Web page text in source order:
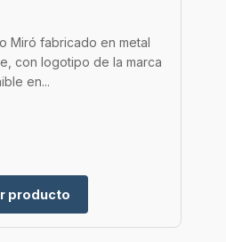
Miró fabricado en metal
con logotipo de la marca
en...
producto